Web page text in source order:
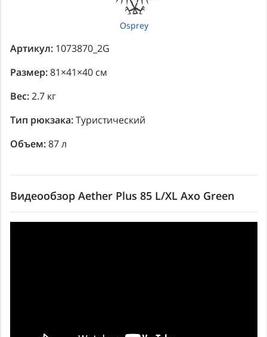
Osprey
Артикул: 1073870_2G
Размер:81×41×40 см
Вес:2.7 кг
Тип рюкзака:Туристический
Объем:87 л
Видеообзор Aether Plus 85 L/XL Axo Green